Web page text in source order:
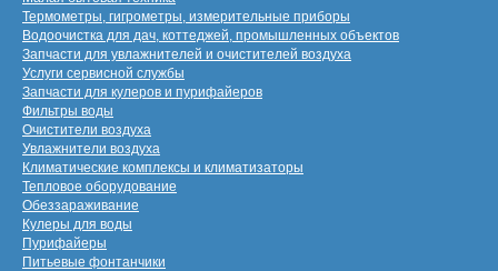
Термометры, гигрометры, измерительные приборы
Водоочистка для дач, коттеджей, промышленных объектов
Запчасти для увлажнителей и очистителей воздуха
Услуги сервисной службы
Запчасти для кулеров и пурифайеров
Фильтры воды
Очистители воздуха
Увлажнители воздуха
Климатические комплексы и климатизаторы
Тепловое оборудование
Обеззараживание
Кулеры для воды
Пурифайеры
Питьевые фонтанчики